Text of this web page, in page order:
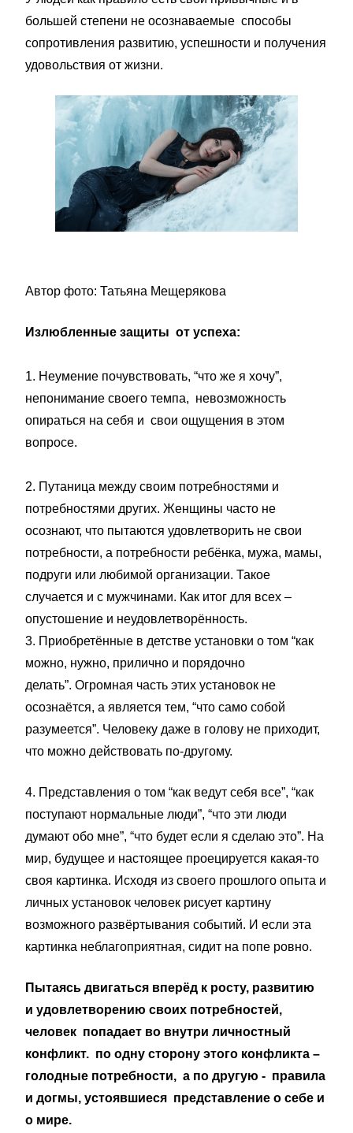
большей степени не осознаваемые способы
сопротивления развитию, успешности и получения
удовольствия от жизни.
Автор фото: Татьяна Мещерякова
Излюбленные защиты от успеха:
1. Неумение почувствовать, “что же я хочу”,
непонимание своего темпа, невозможность
опираться на себя и свои ощущения в этом
вопросе.
2. Путаница между своим потребностями и
потребностями других. Женщины часто не
осознают, что пытаются удовлетворить не свои
потребности, а потребности ребёнка, мужа, мамы,
подруги или любимой организации. Такое
случается и с мужчинами. Как итог для всех –
опустошение и неудовлетворённость.
3. Приобретённые в детстве установки о том “как
можно, нужно, прилично и порядочно
делать”. Огромная часть этих установок не
осознаётся, а является тем, “что само собой
разумеется”. Человеку даже в голову не приходит,
что можно действовать по-другому.
4. Представления о том “как ведут себя все”, “как
поступают нормальные люди”, “что эти люди
думают обо мне”, “что будет если я сделаю это”. На
мир, будущее и настоящее проецируется какая-то
своя картинка. Исходя из своего прошлого опыта и
личных установок человек рисует картину
возможного развёртывания событий. И если эта
картинка неблагоприятная, сидит на попе ровно.
Пытаясь двигаться вперёд к росту, развитию
и удовлетворению своих потребностей,
человек попадает во внутри личностный
конфликт. по одну сторону этого конфликта –
голодные потребности, а по другую - правила
и догмы, устоявшиеся представление о себе и
о мире.